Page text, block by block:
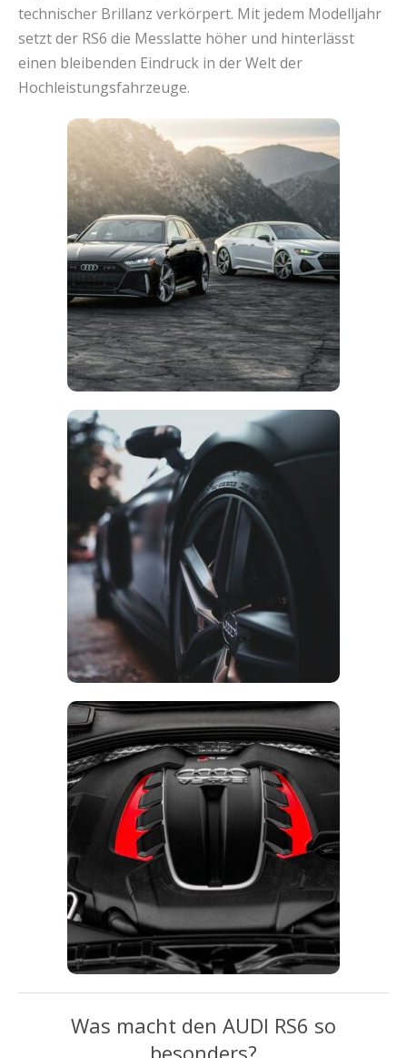
technischer Brillanz verkörpert. Mit jedem Modelljahr
setzt der RS6 die Messlatte höher und hinterlässt
einen bleibenden Eindruck in der Welt der
Hochleistungsfahrzeuge.
Was macht den AUDI RS6 so
besonders?